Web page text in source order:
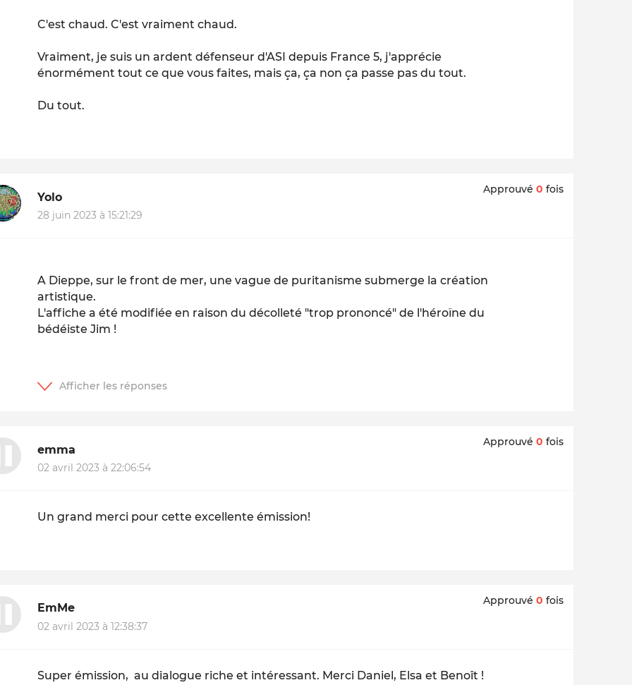
C'est chaud. C'est vraiment chaud.
Vraiment, je suis un ardent défenseur d'ASI depuis France 5, j'apprécie
énormément tout ce que vous faites, mais ça, ça non ça passe pas du tout.
Du tout.
Yolo
28 juin 2023 à 15:21:29
Approuvé 0 fois
A Dieppe, sur le front de mer, une vague de puritanisme submerge la création
artistique.
L'affiche a été modifiée en raison du décolleté "trop prononcé" de l'héroïne du
bédéiste Jim !
emma
02 avril 2023 à 22:06:54
Approuvé 0 fois
Un grand merci pour cette excellente émission!
EmMe
02 avril 2023 à 12:38:37
Approuvé 0 fois
Super émission, au dialogue riche et intéressant. Merci Daniel, Elsa et Benoît !